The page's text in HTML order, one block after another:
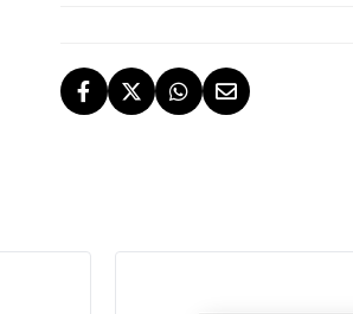
TESLİMAT
İstanbul, İzmir ve Bodrum (Muğla)
ÜCRETSİZ İADE HAKKI